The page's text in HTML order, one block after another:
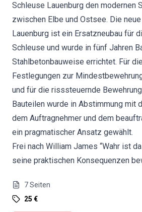
Schleuse Lauenburg den modernen
zwischen Elbe und Ostsee. Die
Lauenburg ist ein Ersatzneubau für
Schleuse und wurde in fünf Jahren
Stahlbetonbauweise errichtet. Für
Festlegungen zur
und für die risssteuernde
Bauteilen wurde in Abstimmung mit
dem Auftragnehmer und dem
ein pragmatischer Ansatz gewählt.
Frei nach William James “Wahr ist
seine praktischen Konsequenzen
7Seiten
25 €